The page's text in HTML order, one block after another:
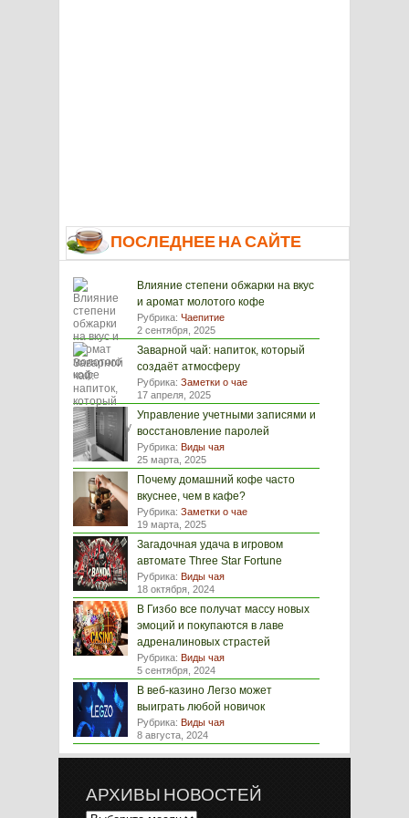
ПОСЛЕДНЕЕ НА САЙТЕ
Влияние степени обжарки на вкус
и аромат молотого кофе
Рубрика: Чаепитие
2 сентября, 2025
Заварной чай: напиток, который
создаёт атмосферу
Рубрика: Заметки о чае
17 апреля, 2025
Управление учетными записями и
восстановление паролей
Рубрика: Виды чая
25 марта, 2025
Почему домашний кофе часто
вкуснее, чем в кафе?
Рубрика: Заметки о чае
19 марта, 2025
Загадочная удача в игровом
автомате Three Star Fortune
Рубрика: Виды чая
18 октября, 2024
В Гизбо все получат массу новых
эмоций и покупаются в лаве
адреналиновых страстей
Рубрика: Виды чая
5 сентября, 2024
В веб-казино Легзо может
выиграть любой новичок
Рубрика: Виды чая
8 августа, 2024
АРХИВЫ НОВОСТЕЙ